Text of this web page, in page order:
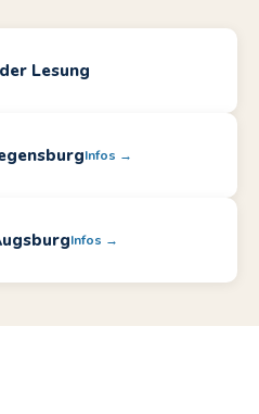
Lesung
Infos →
Infos →